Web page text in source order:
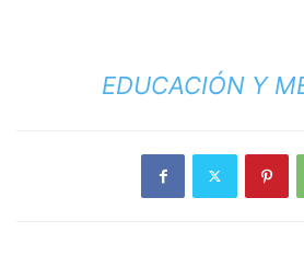
EDUCACIÓN Y